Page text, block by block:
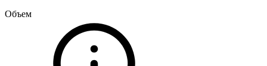
Объем